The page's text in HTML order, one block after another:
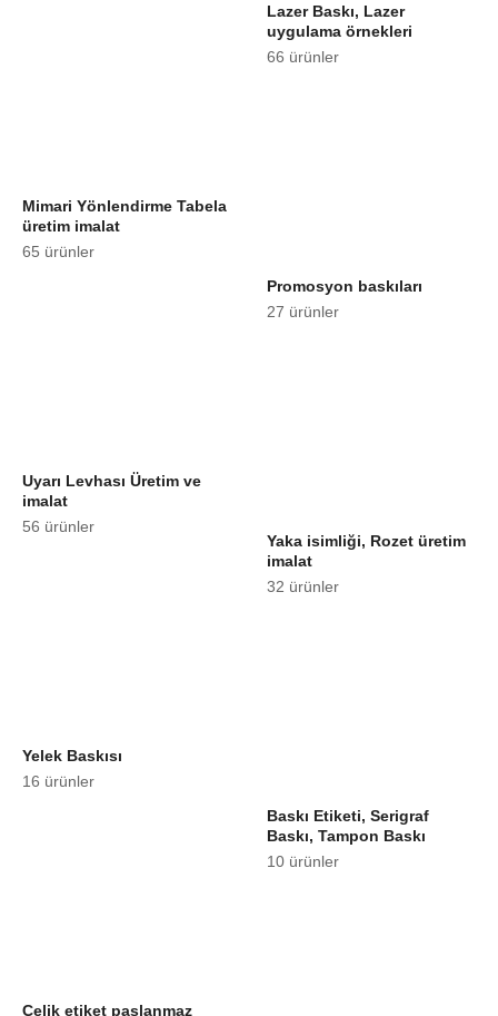
Lazer Baskı, Lazer
uygulama örnekleri
66 ürünler
Mimari Yönlendirme Tabela
üretim imalat
65 ürünler
Promosyon baskıları
27 ürünler
Uyarı Levhası Üretim ve
imalat
56 ürünler
Yaka isimliği, Rozet üretim
imalat
32 ürünler
Yelek Baskısı
16 ürünler
Baskı Etiketi, Serigraf
Baskı, Tampon Baskı
10 ürünler
Çelik etiket paslanmaz